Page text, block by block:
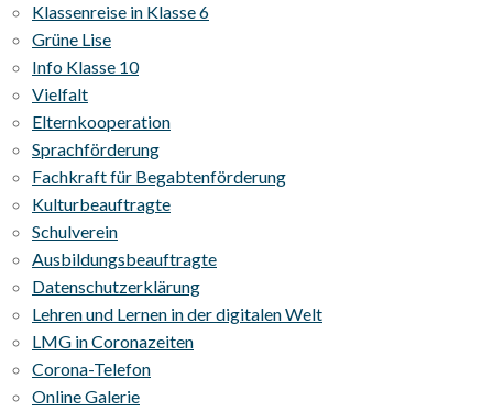
Klassenreise in Klasse 6
Grüne Lise
Info Klasse 10
Vielfalt
Elternkooperation
Sprachförderung
Fachkraft für Begabtenförderung
Kulturbeauftragte
Schulverein
Ausbildungsbeauftragte
Datenschutzerklärung
Lehren und Lernen in der digitalen Welt
LMG in Coronazeiten
Corona-Telefon
Online Galerie